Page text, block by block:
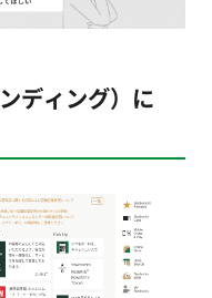
ディング）に